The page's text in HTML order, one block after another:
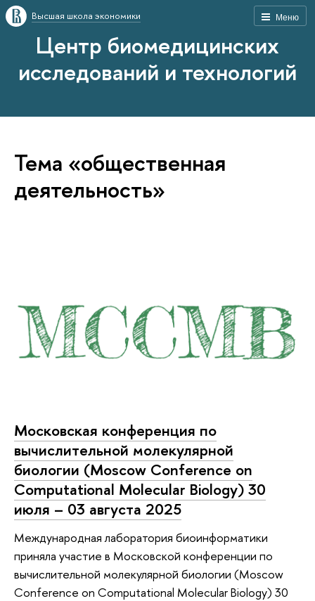
Меню
Высшая школа экономики
Центр биомедицинских
исследований и технологий
Тема «общественная
деятельность»
Московская конференция по
вычислительной молекулярной
биологии (Moscow Conference on
Computational Molecular Biology) 30
июля – 03 августа 2025
Международная лаборатория биоинформатики
приняла участие в Московской конференции по
вычислительной молекулярной биологии (Moscow
Conference on Computational Molecular Biology) 30